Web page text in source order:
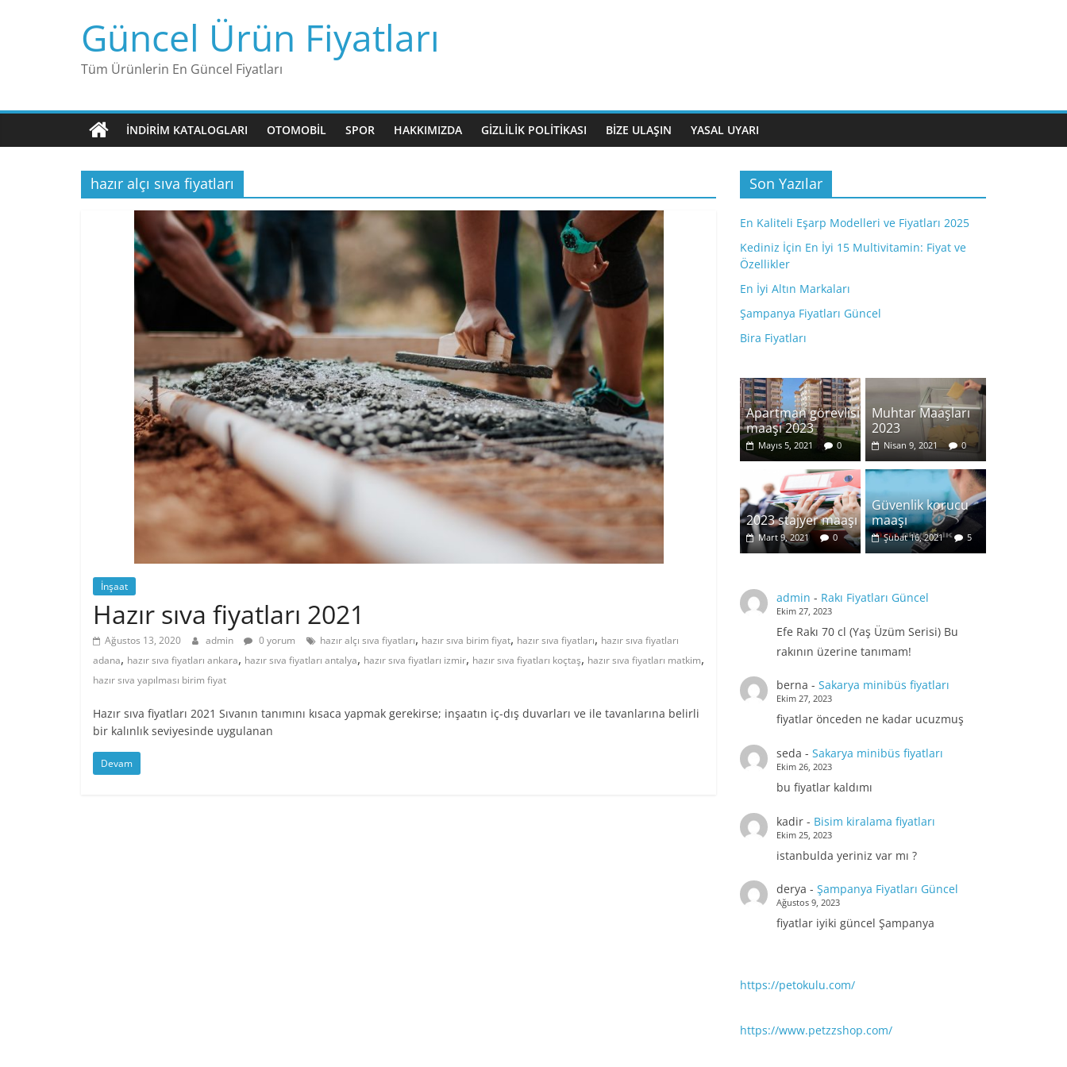
Güncel Ürün Fiyatları
Tüm Ürünlerin En Güncel Fiyatları
İNDIRIM KATALOGLARI OTOMOBIL SPOR HAKKIMIZDA GIZLILIK POLITIKASI BIZE ULAŞIN YASAL UYARI
hazır alçı sıva fiyatları
İnşaat
Hazır sıva fiyatları 2021
Ağustos 13, 2020 admin 0 yorum hazır alçı sıva fiyatları, hazır sıva birim fiyat, hazır sıva fiyatları, hazır sıva fiyatları
adana, hazır sıva fiyatları ankara, hazır sıva fiyatları antalya, hazır sıva fiyatları izmir, hazır sıva fiyatları koçtaş, hazır sıva fiyatları matkim,
hazır sıva yapılması birim fiyat
Hazır sıva fiyatları 2021 Sıvanın tanımını kısaca yapmak gerekirse; inşaatın iç-dış duvarları ve ile tavanlarına belirli
bir kalınlık seviyesinde uygulanan
Devam
Son Yazılar
En Kaliteli Eşarp Modelleri ve Fiyatları 2025
Kediniz İçin En İyi 15 Multivitamin: Fiyat ve
Özellikler
En İyi Altın Markaları
Şampanya Fiyatları Güncel
Bira Fiyatları
Apartman görevlisi
maaşı 2023
Mayıs 5, 2021 0
Muhtar Maaşları
2023
Nisan 9, 2021 0
2023 stajyer maaşı
Mart 9, 2021 0
Güvenlik korucu
maaşı
Şubat 16, 2021 5
admin - Rakı Fiyatları Güncel
Ekim 27, 2023
Efe Rakı 70 cl (Yaş Üzüm Serisi) Bu
rakının üzerine tanımam!
berna - Sakarya minibüs fiyatları
Ekim 27, 2023
fiyatlar önceden ne kadar ucuzmuş
seda - Sakarya minibüs fiyatları
Ekim 26, 2023
bu fiyatlar kaldımı
kadir- Bisim kiralama fiyatları
Ekim 25, 2023
istanbulda yeriniz var mı ?
derya - Şampanya Fiyatları Güncel
Ağustos 9, 2023
fiyatlar iyiki güncel Şampanya
https://petokulu.com/
https://www.petzzshop.com/